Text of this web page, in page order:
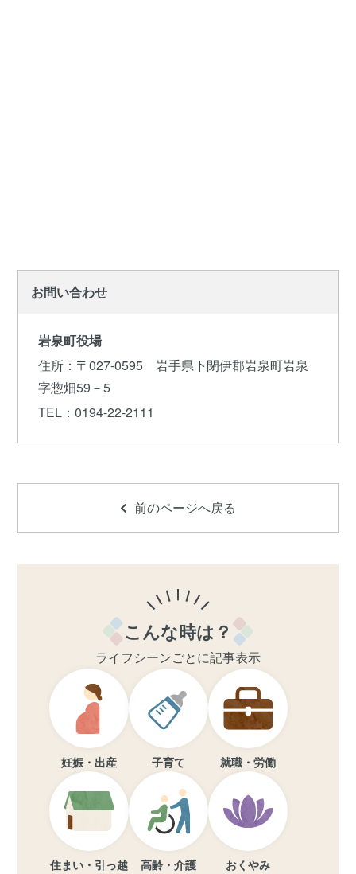
お問い合わせ
岩泉町役場
住所 ：〒027-0595 岩手県下閉伊郡岩泉町岩泉
字惣畑59－5
TEL ：0194-22-2111
前のページへ戻る
こんな時は？
ライフシーンごとに記事表示
妊娠・出産 子育て 就職・労働
住まい・引っ越
高齢・介護 おくやみ